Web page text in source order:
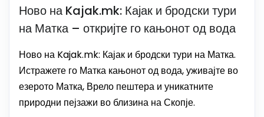
Ново на Kajak.mk: Кајак и бродски тури
на Матка – откријте го кањонот од вода
Ново на Kajak.mk: Кајак и бродски тури на Матка.
Истражете го Матка кањонот од вода, уживајте во
езерото Матка, Врело пештера и уникатните
природни пејзажи во близина на Скопје.